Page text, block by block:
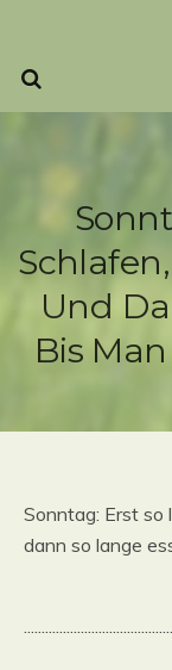
Und
Bis
Sonntag: Erst so
dann so lange